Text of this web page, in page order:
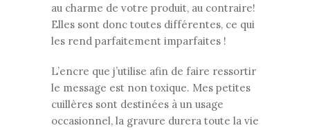
au charme de votre produit, au contraire!
Elles sont donc toutes différentes, ce qui
les rend parfaitement imparfaites !
L’encre que j’utilise afin de faire ressortir
le message est non toxique. Mes petites
cuillères sont destinées à un usage
occasionnel, la gravure durera toute la vie